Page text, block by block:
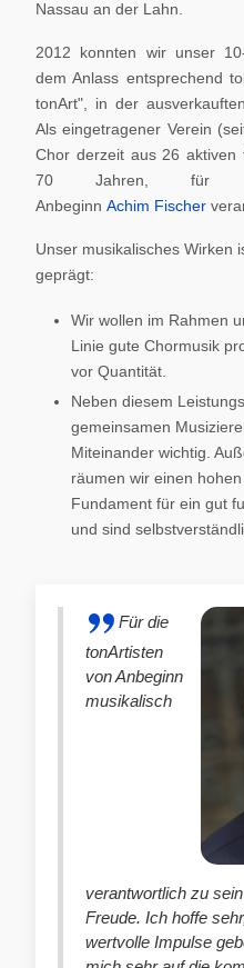
Nassau an der Lahn.
2012 konnten wir unser
dem Anlass entsprechend
tonArt", in der
Als eingetragener Verein
Chor derzeit aus 26
70 Jahren, für
Anbeginn Achim Fischer
Unser musikalisches Wirken
geprägt:
Wir wollen im Rahmen
Linie gute Chormusik
vor Quantität.
Neben diesem
gemeinsamen
Miteinander wichtig.
räumen wir einen
Fundament für ein gut
und sind
Für die
tonArtisten
von Anbeginn
musikalisch
verantwortlich zu
Freude. Ich hoffe
wertvolle Impulse